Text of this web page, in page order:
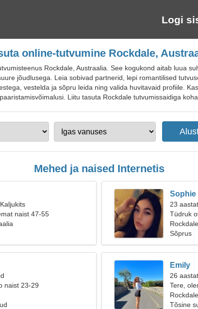
Logi
online-tutvumine Rockdale,
Rockdale, Austraalia. See kogukond aitab luua
jõudlusega. Leia sobivad partnerid, lepi romantilised
vestelda ja sõpru leida ning valida huvitavaid profiile.
Liitu tasuta Rockdale tutvumissaidiga
Mehed ja naised Internetis
naist 47-55
Sophie
23
Tüdruk
Rockdale
Sõprus
naist 23-29
Emily
26
Tere,
Tõsine